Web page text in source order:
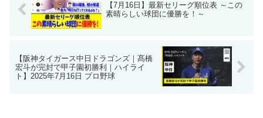
【7月16日】最新セリーグ順位表 ～この
素晴らしい球団に優勝を！～
【阪神タイガース中日ドラゴンズ｜髙橋
宏斗が完封で甲子園初勝利｜ハイライ
ト】2025年7月16日 プロ野球